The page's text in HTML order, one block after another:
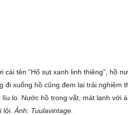
cái tên “Hố sụt xanh linh thiêng”, hồ
đi xuống hồ cũng đem lại trải nghiệm
lo. Nước hồ trong vắt, mát lạnh với
lội. Ảnh: Tuulavintage.